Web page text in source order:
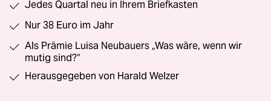
Jedes Quartal neu in Ihrem Briefkasten
Nur 38 Euro im Jahr
Als Prämie Luisa Neubauers „Was wäre, wenn wir
mutig sind?“
Herausgegeben von Harald Welzer